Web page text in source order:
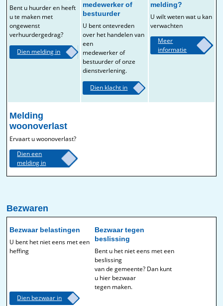
Bent u huurder en heeft
u te maken met
ongewenst
verhuurdergedrag?
Dien melding in
medewerker of
bestuurder
U bent ontevreden
over het handelen van
een
medewerker of
bestuurder of onze
dienstverlening.
Dien klacht in
melding?
U wilt weten wat u kan
verwachten
Meer
informatie
Melding
woonoverlast
Ervaart u woonoverlast?
Dien een
melding in
Bezwaren
Bezwaar belastingen
U bent het niet eens met een
heffing
Dien bezwaar in
Bezwaar tegen
beslissing
Bent u het niet eens met een
beslissing
van de gemeente? Dan kunt
u hier bezwaar
tegen maken.